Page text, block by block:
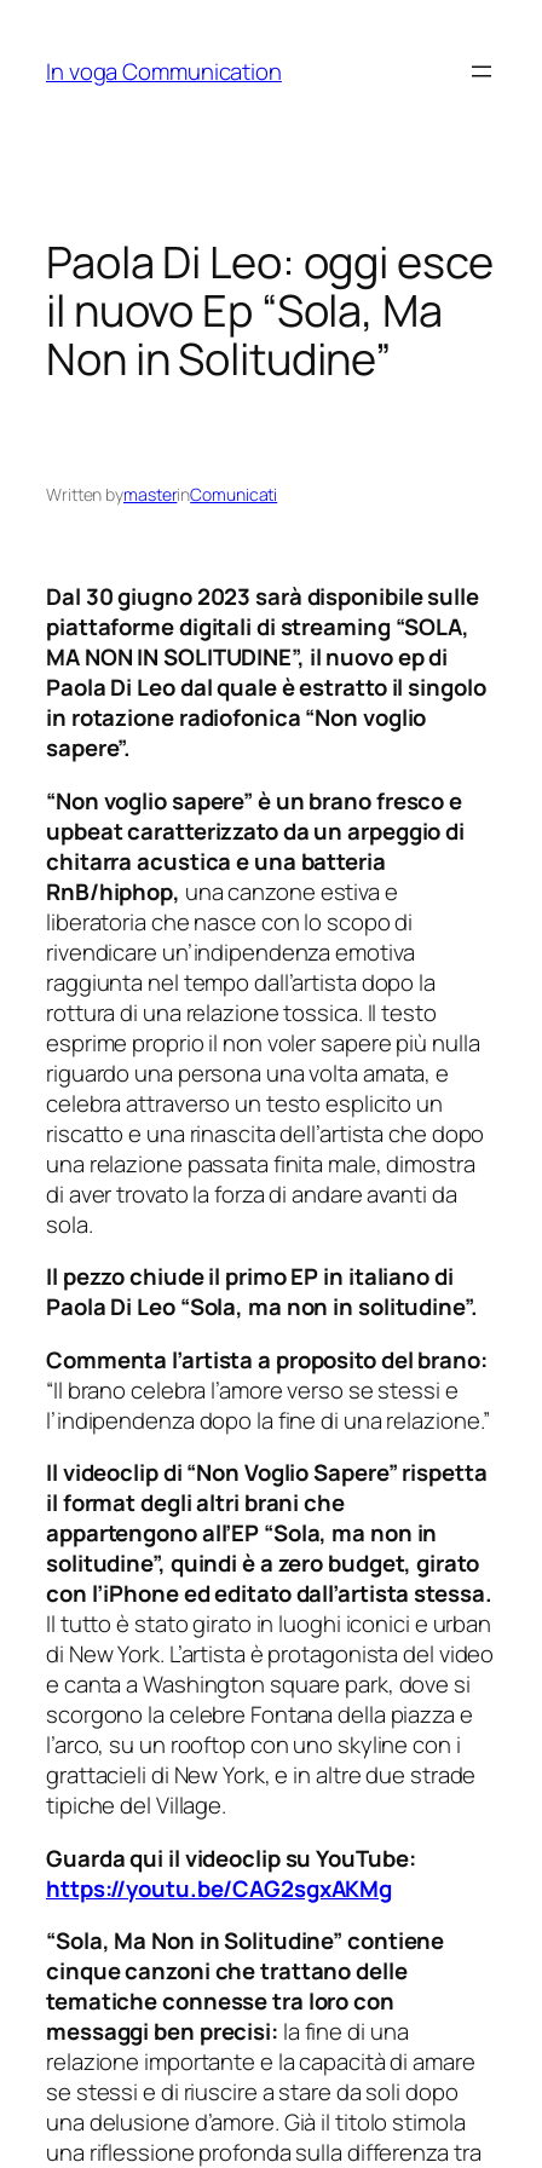
content
In voga Communication
Paola Di Leo: oggi esce
il nuovo Ep “Sola, Ma
Non in Solitudine”
Written bymasterinComunicati
Dal 30 giugno 2023 sarà disponibile sulle
piattaforme digitali di streaming “SOLA,
MA NON IN SOLITUDINE”, il nuovo ep di
Paola Di Leo dal quale è estratto il singolo
in rotazione radiofonica “Non voglio
sapere”.
“Non voglio sapere” è un brano fresco e
upbeat caratterizzato da un arpeggio di
chitarra acustica e una batteria
RnB/hiphop, una canzone estiva e
liberatoria che nasce con lo scopo di
rivendicare un’indipendenza emotiva
raggiunta nel tempo dall’artista dopo la
rottura di una relazione tossica. Il testo
esprime proprio il non voler sapere più nulla
riguardo una persona una volta amata, e
celebra attraverso un testo esplicito un
riscatto e una rinascita dell’artista che dopo
una relazione passata finita male, dimostra
di aver trovato la forza di andare avanti da
sola.
Il pezzo chiude il primo EP in italiano di
Paola Di Leo “Sola, ma non in solitudine”.
Commenta l’artista a proposito del brano:
“Il brano celebra l’amore verso se stessi e
l’indipendenza dopo la fine di una relazione.”
Il videoclip di “Non Voglio Sapere” rispetta
il format degli altri brani che
appartengono all’EP “Sola, ma non in
solitudine”, quindi è a zero budget, girato
con l’iPhone ed editato dall’artista stessa.
Il tutto è stato girato in luoghi iconici e urban
di New York. L’artista è protagonista del video
e canta a Washington square park, dove si
scorgono la celebre Fontana della piazza e
l’arco, su un rooftop con uno skyline con i
grattacieli di New York, e in altre due strade
tipiche del Village.
Guarda qui il videoclip su YouTube:
https://youtu.be/CAG2sgxAKMg
“Sola, Ma Non in Solitudine” contiene
cinque canzoni che trattano delle
tematiche connesse tra loro con
messaggi ben precisi: la fine di una
relazione importante e la capacità di amare
se stessi e di riuscire a stare da soli dopo
una delusione d’amore. Già il titolo stimola
una riflessione profonda sulla differenza tra